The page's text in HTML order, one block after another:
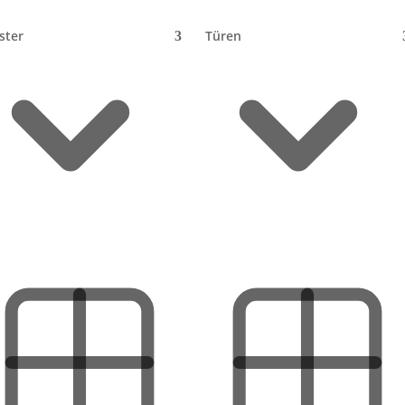
Türen
Kosten 2026 + Ablauf
der den Motor antreibt – ganz ohne Anschluss ans
wenn am Fenster kein Kabel liegt. Aber was kostet das
und wann lohnt sie sich? Dieser Ratgeber liefert dir
du den allgemeinen Überblick zu elektrischen Rollläden,